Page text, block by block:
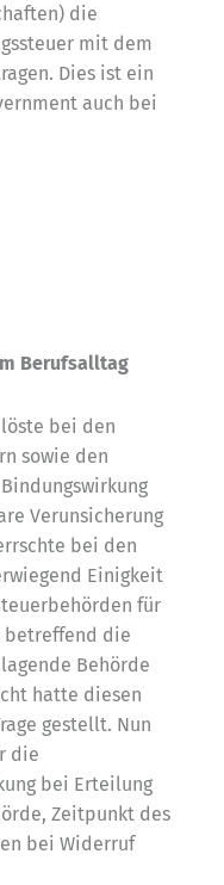
die
mit dem
Dies ist ein
auch bei
Berufsalltag
bei den
sowie den
Verunsicherung
bei den
Einigkeit
für
betreffend die
Behörde
hatte diesen
gestellt. Nun
die
bei Erteilung
Zeitpunkt des
bei Widerruf